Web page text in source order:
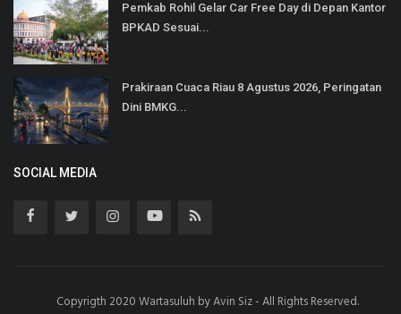
Pemkab Rohil Gelar Car Free Day di Depan Kantor
BPKAD Sesuai...
Prakiraan Cuaca Riau 8 Agustus 2026, Peringatan
Dini BMKG...
SOCIAL MEDIA
Copyrigth 2020 Wartasuluh by Avin Siz - All Rights Reserved.